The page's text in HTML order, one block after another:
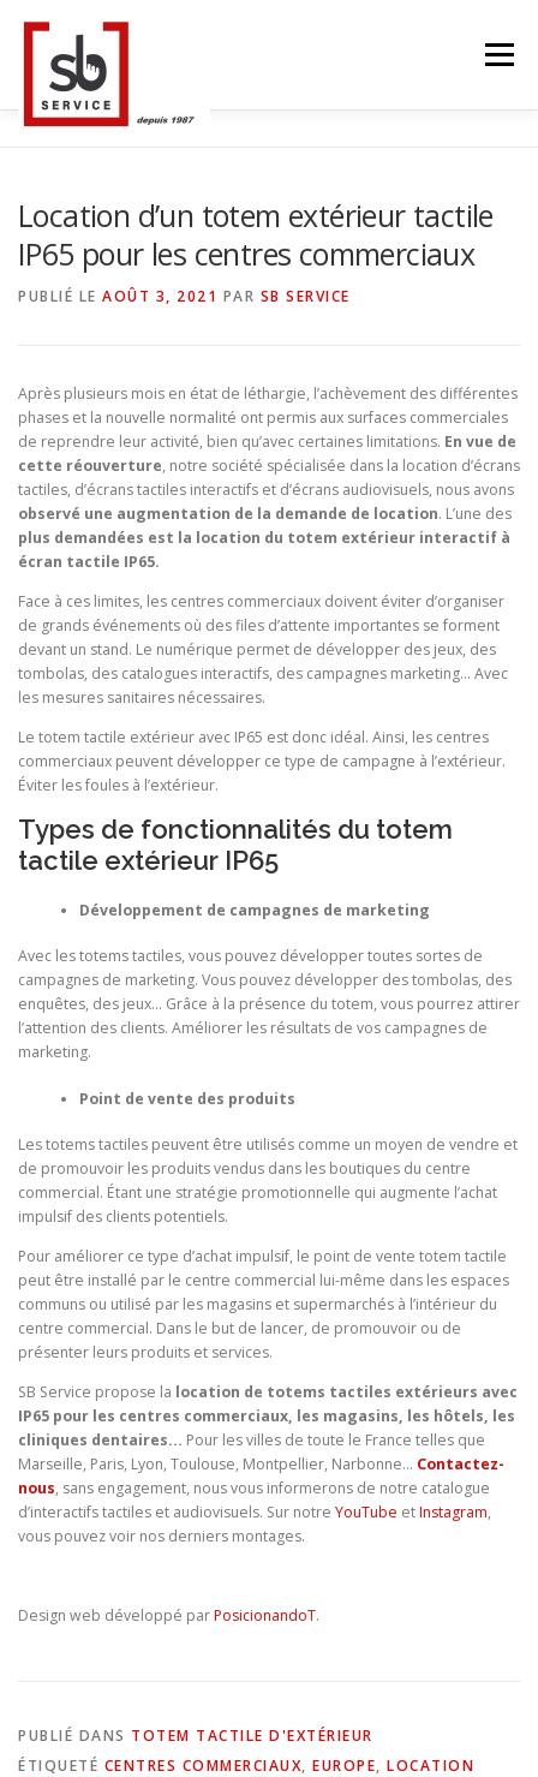
contenu
Menu
SMART TV
BLOG LANGUE
Location d’un totem extérieur tactile
IP65 pour les centres commerciaux
PUBLIÉ LE AOÛT 3, 2021 PAR SB SERVICE
Après plusieurs mois en état de léthargie, l’achèvement des différentes
phases et la nouvelle normalité ont permis aux surfaces commerciales
de reprendre leur activité, bien qu’avec certaines limitations. En vue de
cette réouverture, notre société spécialisée dans la location d’écrans
tactiles, d’écrans tactiles interactifs et d’écrans audiovisuels, nous avons
observé une augmentation de la demande de location. L’une des
plus demandées est la location du totem extérieur interactif à
écran tactile IP65.
Face à ces limites, les centres commerciaux doivent éviter d’organiser
de grands événements où des files d’attente importantes se forment
devant un stand. Le numérique permet de développer des jeux, des
tombolas, des catalogues interactifs, des campagnes marketing… Avec
les mesures sanitaires nécessaires.
Le totem tactile extérieur avec IP65 est donc idéal. Ainsi, les centres
commerciaux peuvent développer ce type de campagne à l’extérieur.
Éviter les foules à l’extérieur.
Types de fonctionnalités du totem
tactile extérieur IP65
Développement de campagnes de marketing
Avec les totems tactiles, vous pouvez développer toutes sortes de
campagnes de marketing. Vous pouvez développer des tombolas, des
enquêtes, des jeux… Grâce à la présence du totem, vous pourrez attirer
l’attention des clients. Améliorer les résultats de vos campagnes de
marketing.
Point de vente des produits
Les totems tactiles peuvent être utilisés comme un moyen de vendre et
de promouvoir les produits vendus dans les boutiques du centre
commercial. Étant une stratégie promotionnelle qui augmente l’achat
impulsif des clients potentiels.
Pour améliorer ce type d’achat impulsif, le point de vente totem tactile
peut être installé par le centre commercial lui-même dans les espaces
communs ou utilisé par les magasins et supermarchés à l’intérieur du
centre commercial. Dans le but de lancer, de promouvoir ou de
présenter leurs produits et services.
SB Service propose la location de totems tactiles extérieurs avec
IP65 pour les centres commerciaux, les magasins, les hôtels, les
cliniques dentaires… Pour les villes de toute le France telles que
Marseille, Paris, Lyon, Toulouse, Montpellier, Narbonne… Contactez-
nous, sans engagement, nous vous informerons de notre catalogue
d’interactifs tactiles et audiovisuels. Sur notre YouTube etInstagram,
vous pouvez voir nos derniers montages.
Design web développé parPosicionandoT.
PUBLIÉ DANS TOTEM TACTILE D'EXTÉRIEUR
ÉTIQUETÉ CENTRES COMMERCIAUX, EUROPE, LOCATION